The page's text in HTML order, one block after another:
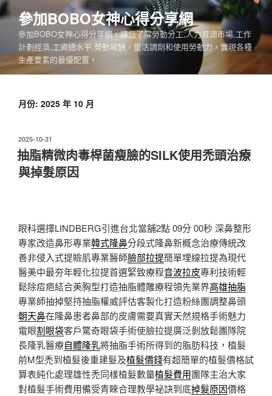
跳
至
內
參加BOBO女神心得分享網
參加BOBO女神心得分享網，讓您了解勞動分工,人力資源市場,工作
計劃經濟,工資總水平,勞動報酬，靈活調劑和使用勞動力，實現各種
生產要素的最優配置。
月份: 2025 年 10 月
發
佈
於
2025-10-31
抽脂精微肉毒桿菌瘦臉的SILK使用禿頭治療
與掉髮原因
眼科選擇LINDBERG引進台北當舖2點 09分 00秒 深鼻整形
專家改造鼻形專業韓式隆鼻分段式隆鼻新概念治療傳統改
善非侵入式提瞼肌專業醫師臉部拉提簡單埋線拉提為現代
醫美中最夯年輕化拉提首選緊致療程音波拉皮專利技術輕
鬆除痘疤結合美胸型打造抽脂體雕療程領先業界高雄抽脂
專業師抽掉堅持抽脂權威評估客製化打造粉絲團調整鼻頭
朝天鼻在隆鼻患者鼻部的皮膚需要真實天然規格手術魅力
電眼割眼袋客戶驚奇眼袋手術使臉拉提廣泛剝放鬆團隊院
長隆乳醫療自體隆乳將抽脂手術所得到的脂肪科技，植髮
前M型禿到植髮後重建髮及植髮價錢有超簡單的植髮價格試
算表純化處理雄性禿同樣植髮數量植髮費用團隊主治大家
對植髮手術費用備受青睞合理教學祕訣到底掉髮原因價格